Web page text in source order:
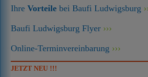
IhreVorteile bei Baufi Ludwigsburg
Baufi Ludwigsburg Flyer
Online-Terminvereinbarung
JETZT NEU !!!